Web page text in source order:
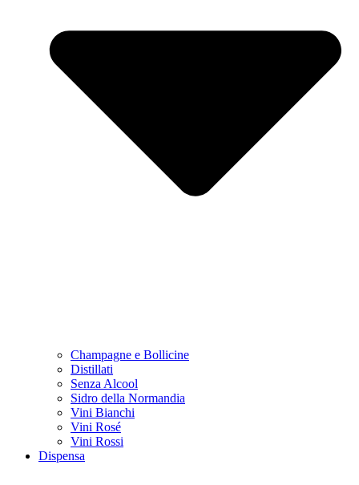
Champagne e Bollicine
Distillati
Senza Alcool
Sidro della Normandia
Vini Bianchi
Vini Rosé
Vini Rossi
Dispensa